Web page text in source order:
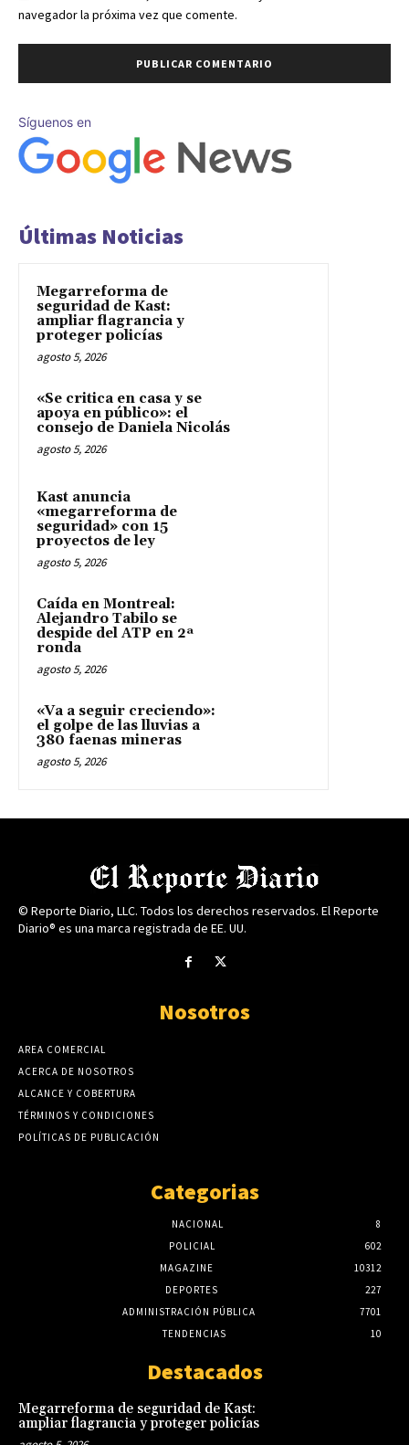
navegador la próxima vez que comente.
Síguenos en
Últimas Noticias
Megarreforma de
seguridad de Kast:
ampliar flagrancia y
proteger policías
agosto 5, 2026
«Se critica en casa y se
apoya en público»: el
consejo de Daniela Nicolás
agosto 5, 2026
Kast anuncia
«megarreforma de
seguridad» con 15
proyectos de ley
agosto 5, 2026
Caída en Montreal:
Alejandro Tabilo se
despide del ATP en 2ª
ronda
agosto 5, 2026
«Va a seguir creciendo»:
el golpe de las lluvias a
380 faenas mineras
agosto 5, 2026
© Reporte Diario, LLC. Todos los derechos reservados. El Reporte
Diario® es una marca registrada de EE. UU.
Nosotros
AREA COMERCIAL
ACERCA DE NOSOTROS
ALCANCE Y COBERTURA
TÉRMINOS Y CONDICIONES
POLÍTICAS DE PUBLICACIÓN
Categorias
NACIONAL
8
POLICIAL
602
MAGAZINE
10312
DEPORTES
227
ADMINISTRACIÓN PÚBLICA
7701
TENDENCIAS
10
Destacados
Megarreforma de seguridad de Kast:
ampliar flagrancia y proteger policías